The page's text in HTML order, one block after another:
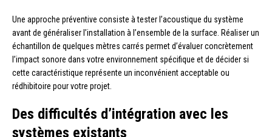
Une approche préventive consiste à tester l’acoustique du système
avant de généraliser l’installation à l’ensemble de la surface. Réaliser un
échantillon de quelques mètres carrés permet d’évaluer concrètement
l’impact sonore dans votre environnement spécifique et de décider si
cette caractéristique représente un inconvénient acceptable ou
rédhibitoire pour votre projet.
Des difficultés d’intégration avec les
systèmes existants